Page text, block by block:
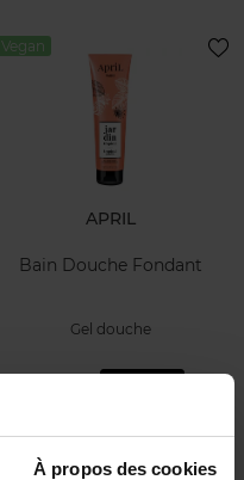
À propos des cookies
Vegan
APRIL
Bain Douche Fondant
Gel douche
Vegan